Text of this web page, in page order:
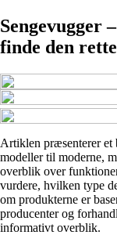
Sengevugger
finde den rette
Artiklen præsenterer et
modeller til moderne,
overblik over
vurdere, hvilken type
om produkterne er
producenter og
informativt overblik.